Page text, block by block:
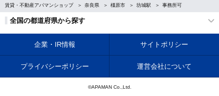
賃貸・不動産アパマンショップ 奈良県 橿原市 坊城駅 事務所可
全国の都道府県から探す
企業・IR情報 サイトポリシー
プライバシーポリシー 運営会社について
©APAMAN Co.,Ltd.